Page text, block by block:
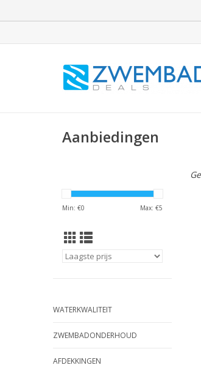
Aanbiedingen
Min: €0 Max: €5
WATERKWALITEIT
ZWEMBADONDERHOUD
AFDEKKINGEN